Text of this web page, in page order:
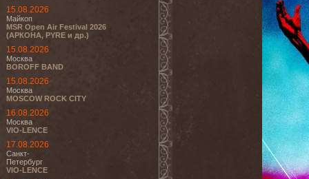
15.08.2026
Майкоп
MSR Open Air Festival 2026
(АРКОНА, PYRE и др.)
15.08.2026
Москва
BOROFF BAND
15.08.2026
Москва
MOSCOW ROCK CITY
16.08.2026
Москва
VIO-LENCE
17.08.2026
Санкт-
Петербург
VIO-LENCE